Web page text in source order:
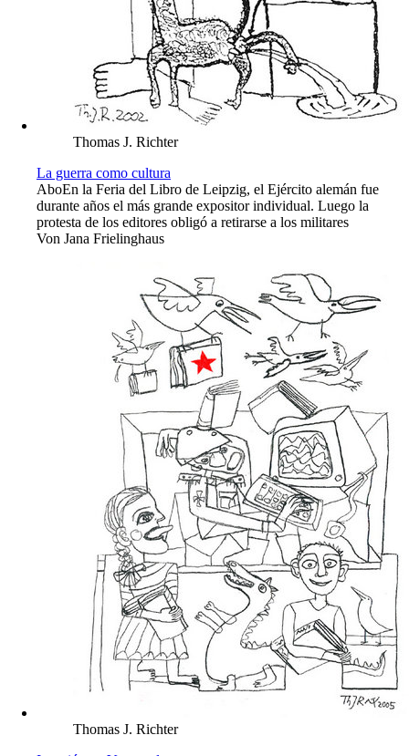
Thomas J. Richter
La guerra como cultura
AboEn la Feria del Libro de Leipzig, el Ejército alemán fue
durante años el más grande expositor individual. Luego la
protesta de los editores obligó a retirarse a los militares
Von Jana Frielinghaus
Thomas J. Richter